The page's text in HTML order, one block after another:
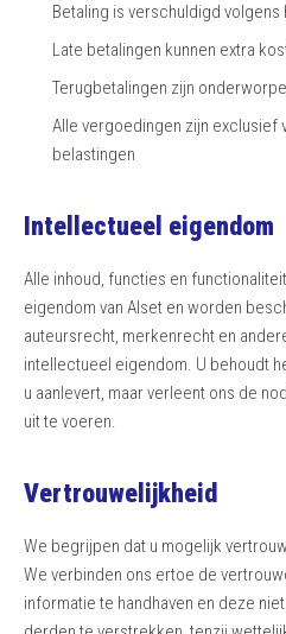
Betaling is verschuldigd
Late betalingen kunnen extra
Terugbetalingen zijn
Alle vergoedingen zijn exclusief
belastingen
Intellectueel eigendom
Alle inhoud, functies en
eigendom van Alset en worden
auteursrecht, merkenrecht en
intellectueel eigendom. U behoudt
u aanlevert, maar verleent ons de
uit te voeren.
Vertrouwelijkheid
We begrijpen dat u mogelijk
We verbinden ons ertoe de
informatie te handhaven en deze